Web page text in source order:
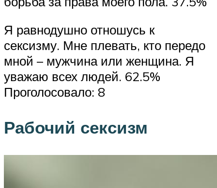
Я равнодушно отношусь к
сексизму. Мне плевать, кто передо
мной – мужчина или женщина. Я
уважаю всех людей. 62.5%
Проголосовало: 8
Рабочий сексизм